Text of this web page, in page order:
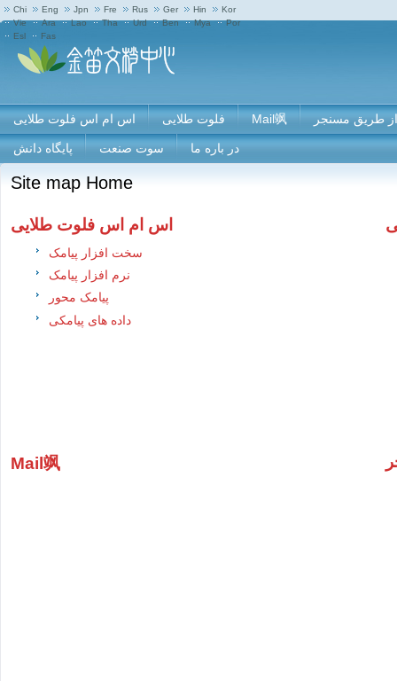
Chi Eng Jpn Fre Rus Ger Hin
Kor
Vie
Ara Lao Tha Urd Ben Mya
Por
Esl
Fas
اس ام اس فلوت طلایی فلوت طلایی Mail飒 از طریق مسنجر
پایگاه دانش سوت صنعت در باره ما
Site map Home
اس ام اس فلوت طلایی
سخت افزار پیامک
نرم افزار پیامک
پیامک محور
داده های پیامکی
Mail飒